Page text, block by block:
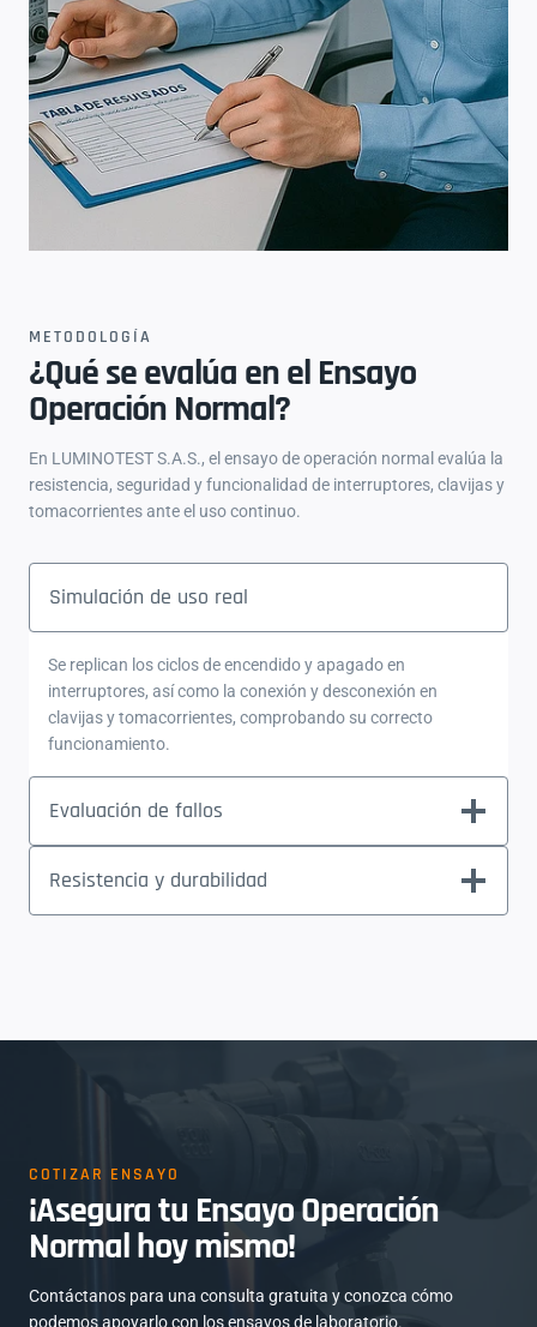
METODOLOGÍA
¿Qué se evalúa en el Ensayo
Operación Normal?
En LUMINOTEST S.A.S., el ensayo de operación normal evalúa la
resistencia, seguridad y funcionalidad de interruptores, clavijas y
tomacorrientes ante el uso continuo.
Simulación de uso real
Se replican los ciclos de encendido y apagado en
interruptores, así como la conexión y desconexión en
clavijas y tomacorrientes, comprobando su correcto
funcionamiento.
Evaluación de fallos
Resistencia y durabilidad
COTIZAR ENSAYO
¡Asegura tu Ensayo Operación
Normal hoy mismo!
Contáctanos para una consulta gratuita y conozca cómo
podemos apoyarlo con los ensayos de laboratorio.